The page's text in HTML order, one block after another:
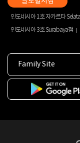
인도네시아 1호 자카르타
인도네시아 3호 Surabaya점
Family Site